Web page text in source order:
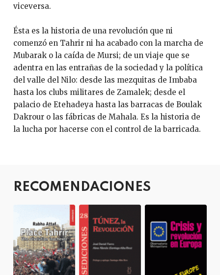
viceversa.
Ésta es la historia de una revolución que ni
comenzó en Tahrir ni ha acabado con la marcha de
Mubarak o la caída de Mursi; de un viaje que se
adentra en las entrañas de la sociedad y la política
del valle del Nilo: desde las mezquitas de Imbaba
hasta los clubs militares de Zamalek; desde el
palacio de Etehadeya hasta las barracas de Boulak
Dakrour o las fábricas de Mahala. Es la historia de
la lucha por hacerse con el control de la barricada.
RECOMENDACIONES